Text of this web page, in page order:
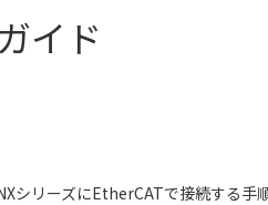
イド
リーズにEtherCATで接続する手